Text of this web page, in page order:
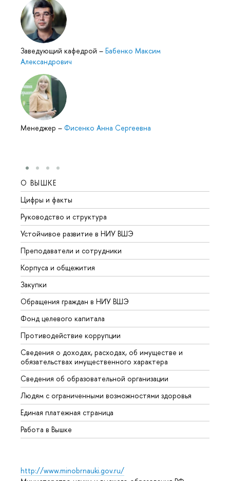
Заведующий кафедрой – Бабенко Максим
Александрович
Менеджер – Фисенко Анна Сергеевна
О ВЫШКЕ
Цифры и факты
Руководство и структура
Устойчивое развитие в НИУ ВШЭ
Преподаватели и сотрудники
Корпуса и общежития
Закупки
Обращения граждан в НИУ ВШЭ
Фонд целевого капитала
Противодействие коррупции
Сведения о доходах, расходах, об имуществе и
обязательствах имущественного характера
Сведения об образовательной организации
Людям с ограниченными возможностями здоровья
Единая платежная страница
Работа в Вышке
http://www.minobrnauki.gov.ru/